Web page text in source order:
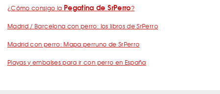
¿Cómo consigo la Pegatina de SrPerro?
Madrid / Barcelona con perro: los libros de SrPerro
Madrid con perro: Mapa perruno de SrPerro
Playas y embalses para ir con perro en España